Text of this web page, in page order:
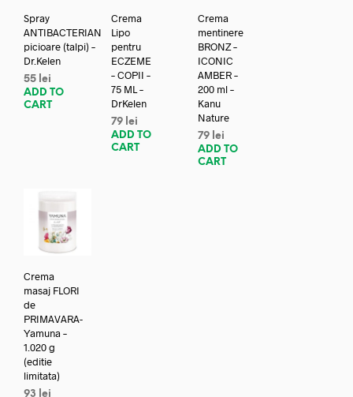
Spray
ANTIBACTERIAN
picioare (talpi) –
Dr.Kelen
55 lei
ADD TO
CART
Crema
Lipo
pentru
ECZEME
– COPII –
75 ML –
DrKelen
79 lei
ADD TO
CART
Crema
mentinere
BRONZ –
ICONIC
AMBER –
200 ml –
Kanu
Nature
79 lei
ADD TO
CART
Crema
masaj FLORI
de
PRIMAVARA-
Yamuna –
1.020 g
(editie
limitata)
93
lei